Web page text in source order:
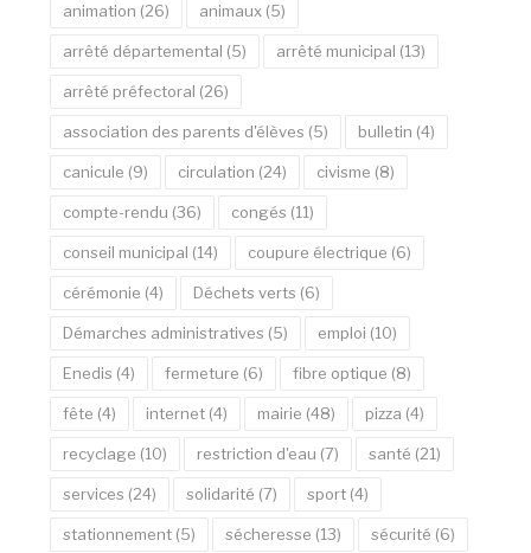
animation (26) animaux (5)
arrêté départemental (5) arrêté municipal (13)
arrêté préfectoral (26)
association des parents d'élèves (5) bulletin (4)
canicule (9) circulation (24) civisme (8)
compte-rendu (36) congés (11)
conseil municipal (14) coupure électrique (6)
cérémonie (4) Déchets verts (6)
Démarches administratives (5) emploi (10)
Enedis (4) fermeture (6) fibre optique (8)
fête (4) internet (4) mairie (48) pizza (4)
recyclage (10) restriction d'eau (7) santé (21)
services (24) solidarité (7) sport (4)
stationnement (5) sécheresse (13) sécurité (6)